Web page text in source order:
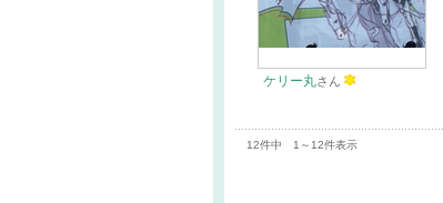
ケリー丸さん
12件中 1～12件表示